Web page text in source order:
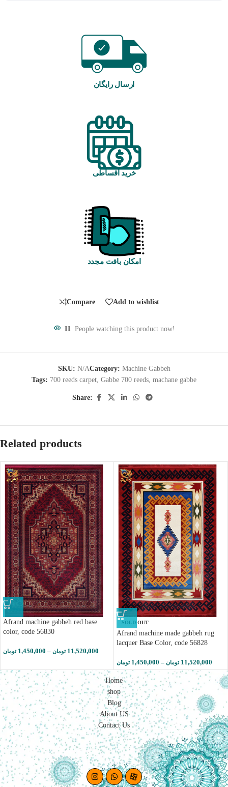
ارسال رایگان
خرید اقساطی
امکان بافت مجدد
Compare Add to wishlist
11 People watching this product now!
SKU: N/ACategory: Machine Gabbeh
Tags: 700 reeds carpet, Gabbe 700 reeds, machane gabbe
Share:
Related products
Afrand machine gabbeh red base
color, code 56830
1,450,000 تومان – 11,520,000 تومان
SOLD OUT
Afrand machine made gabbeh rug
lacquer Base Color, code 56828
1,450,000 تومان – 11,520,000 تومان
Home
shop
Blog
About US
Contact Us